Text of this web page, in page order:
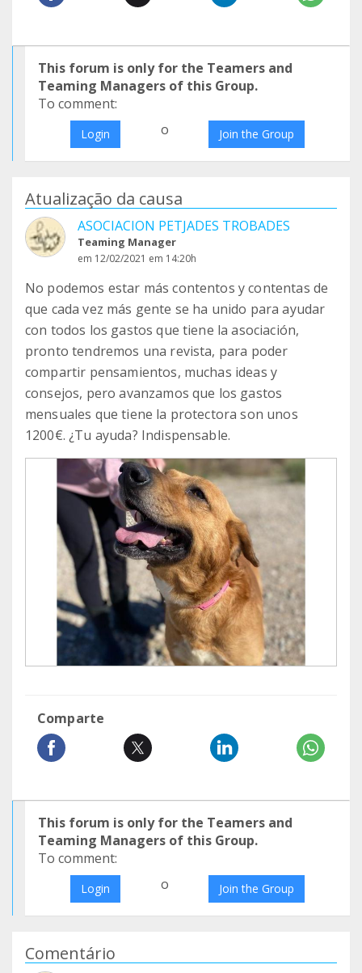
This forum is only for the Teamers and
Teaming Managers of this Group.
To comment:
Login o Join the Group
Atualização da causa
ASOCIACION PETJADES TROBADES
Teaming Manager
em 12/02/2021 em 14:20h
No podemos estar más contentos y contentas de
que cada vez más gente se ha unido para ayudar
con todos los gastos que tiene la asociación,
pronto tendremos una revista, para poder
compartir pensamientos, muchas ideas y
consejos, pero avanzamos que los gastos
mensuales que tiene la protectora son unos
1200€. ¿Tu ayuda? Indispensable.
Comparte
This forum is only for the Teamers and
Teaming Managers of this Group.
To comment:
Login o Join the Group
Comentário